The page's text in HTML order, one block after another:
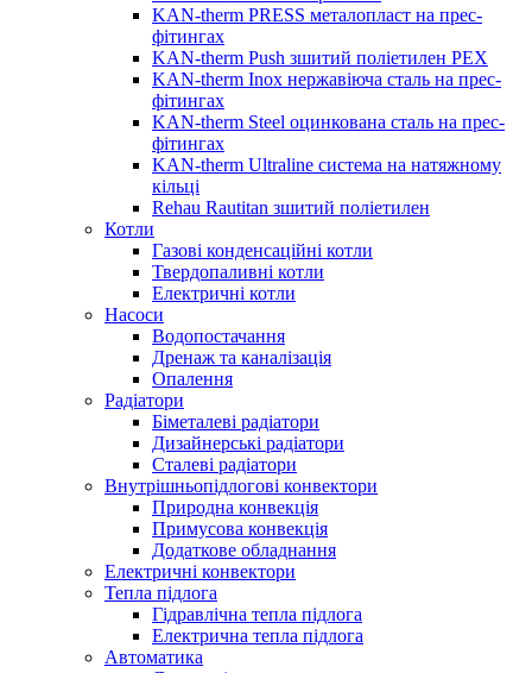
KAN-therm PRESS металопласт на прес-
фітингах
KAN-therm Push зшитий поліетилен PEX
KAN-therm Inox нержавіюча сталь на прес-
фітингах
KAN-therm Steel оцинкована сталь на прес-
фітингах
KAN-therm Ultraline система на натяжному
кільці
Rehau Rautitan зшитий поліетилен
Котли
Газові конденсаційні котли
Твердопаливні котли
Електричні котли
Насоси
Водопостачання
Дренаж та каналізація
Опалення
Радіатори
Біметалеві радіатори
Дизайнерські радіатори
Сталеві радіатори
Внутрішньопідлогові конвектори
Природна конвекція
Примусова конвекція
Додаткове обладнання
Електричні конвектори
Тепла підлога
Гідравлічна тепла підлога
Електрична тепла підлога
Автоматика